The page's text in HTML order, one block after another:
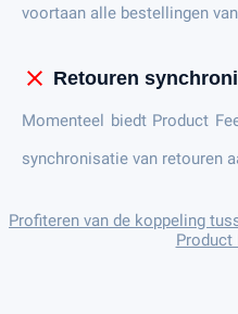
voortaan alle bestellingen
close Retouren
Momenteel biedt Product
synchronisatie van retouren
Profiteren van de koppeling
Product